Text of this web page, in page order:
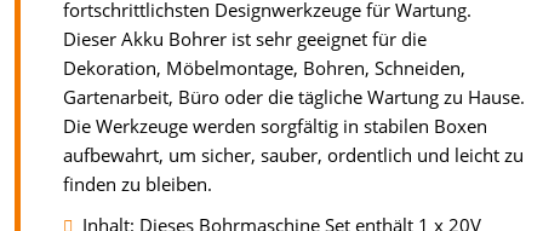
fortschrittlichsten Designwerkzeuge für Wartung.
Dieser Akku Bohrer ist sehr geeignet für die
Dekoration, Möbelmontage, Bohren, Schneiden,
Gartenarbeit, Büro oder die tägliche Wartung zu Hause.
Die Werkzeuge werden sorgfältig in stabilen Boxen
aufbewahrt, um sicher, sauber, ordentlich und leicht zu
finden zu bleiben.
Inhalt: Dieses Bohrmaschine Set enthält 1 x 20V